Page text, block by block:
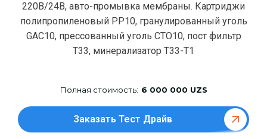
220В/24В, авто-промывка мембраны. Картриджи
полипропиленовый РР10, гранулированный уголь
GAC10, прессованный уголь CTO10, пост фильтр
T33, минерализатор Т33-Т1
Полная стоимость: 6 000 000 UZS
Заказать Тест Драйв